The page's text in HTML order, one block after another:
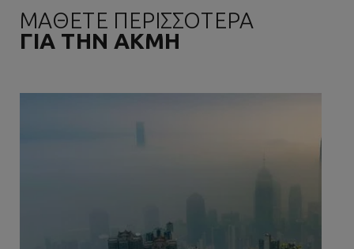
ΜΑΘΕΤΕ ΠΕΡΙΣΣΟΤΕΡΑ
ΓΙΑ ΤΗΝ ΑΚΜΗ